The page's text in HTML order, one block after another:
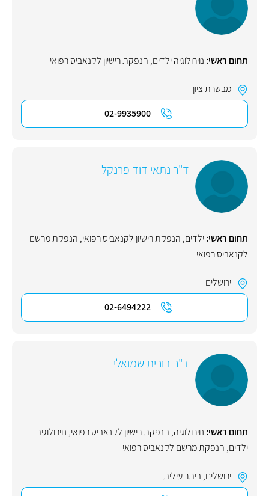
תחום ראשי: נוירולוגיה ילדים, הנפקת רישיון לקנאביס רפואי
מבשרת ציון
02-9935900
ד"ר נתאי דוד פרנקל
תחום ראשי:ילדים, הנפקת רישיון לקנאביס רפואי, הנפקת מרשם
לקנאביס רפואי
ירושלים
02-6494222
ד"ר דורית שמואלי
תחום ראשי: נוירולוגיה, הנפקת רישיון לקנאביס רפואי, נוירולוגיה
ילדים, הנפקת מרשם לקנאביס רפואי
ירושלים,ביתר עילית